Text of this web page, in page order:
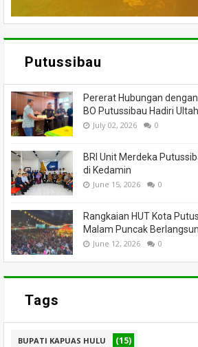
Putussibau
Pererat Hubungan dengan
BO Putussibau Hadiri
July 02, 2026 0
BRI Unit Merdeka
di Kedamin
June 15, 2026 0
Rangkaian HUT Kota
Malam Puncak
June 12, 2026 0
Tags
BUPATI KAPUAS HULU (15)